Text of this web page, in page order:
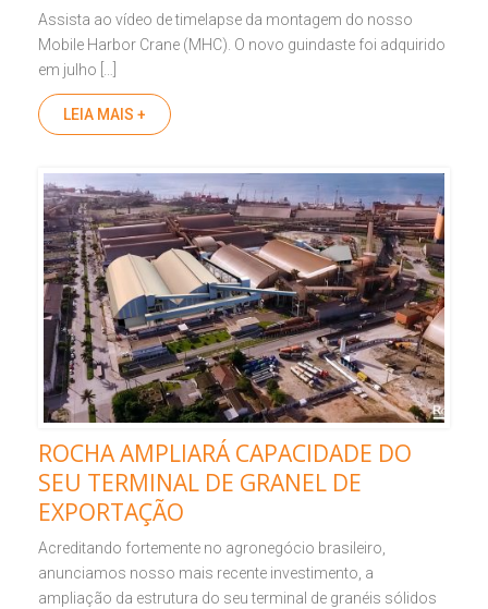
Assista ao vídeo de timelapse da montagem do nosso
Mobile Harbor Crane (MHC). O novo guindaste foi adquirido
em julho […]
LEIA MAIS +
ROCHA AMPLIARÁ CAPACIDADE DO
SEU TERMINAL DE GRANEL DE
EXPORTAÇÃO
Acreditando fortemente no agronegócio brasileiro,
anunciamos nosso mais recente investimento, a
ampliação da estrutura do seu terminal de granéis sólidos